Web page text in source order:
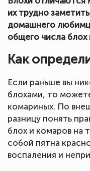
их трудно
домашнего
общего числа блох
Как
Если раньше вы
блохами, то
комариных. По
разницу понять
блох и комаров на
собой пятна
воспаления и